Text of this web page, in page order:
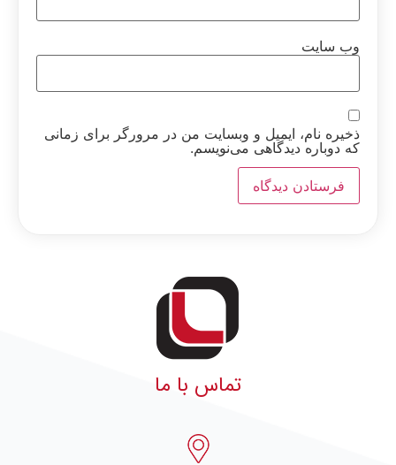
وب‌ سایت
ذخیره نام، ایمیل و وبسایت من در مرورگر برای زمانی
که دوباره دیدگاهی می‌نویسم.
تماس با ما